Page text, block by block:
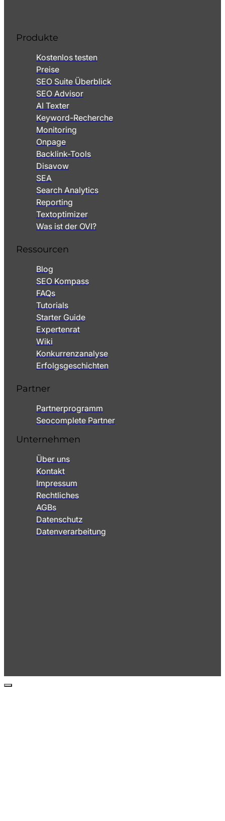
Produkte
Kostenlos testen
Preise
SEO Suite Überblick
SEO Advisor
AI Texter
Keyword-Recherche
Monitoring
Onpage
Backlink-Tools
Disavow
SEA
Search Analytics
Reporting
Textoptimizer
Was ist der OVI?
Ressourcen
Blog
SEO Kompass
FAQs
Tutorials
Starter Guide
Expertenrat
Wiki
Konkurrenzanalyse
Erfolgsgeschichten
Partner
Partnerprogramm
Seocomplete Partner
Unternehmen
Über uns
Kontakt
Impressum
Rechtliches
AGBs
Datenschutz
Datenverarbeitung